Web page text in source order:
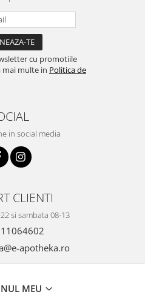
cu promotiile
mai multe in Politica de
in social media
CLIENTI
si sambata 08-13
apotheka.ro
MEU